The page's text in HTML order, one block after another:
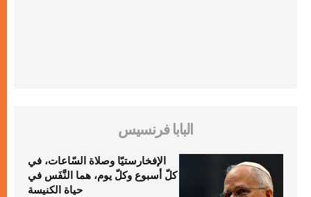
البابا فرنسيس
الإفخارستيّا وصلاة السّاعات، في
كلّ أسبوع وكلّ يوم، هما النَّفَس في
حياة الكنيسة